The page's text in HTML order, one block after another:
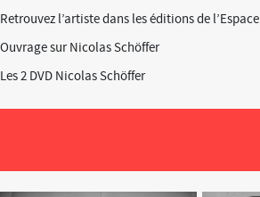
Retrouvez l’artiste dans les éditions de l’Espace
Ouvrage sur Nicolas Schöffer
Les 2 DVD Nicolas Schöffer